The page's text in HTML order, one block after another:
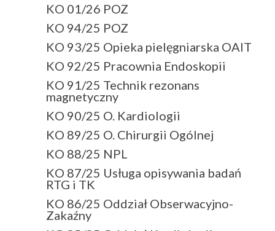
KO 01/26 POZ
KO 94/25 POZ
KO 93/25 Opieka pielęgniarska OAIT
KO 92/25 Pracownia Endoskopii
KO 91/25 Technik rezonans
magnetyczny
KO 90/25 O. Kardiologii
KO 89/25 O. Chirurgii Ogólnej
KO 88/25 NPL
KO 87/25 Usługa opisywania badań
RTG i TK
KO 86/25 Oddział Obserwacyjno-
Zakaźny